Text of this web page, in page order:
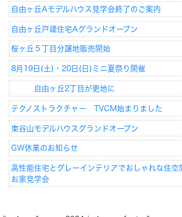
Techno EX テクノストラクチャーEX
自由ヶ丘Aモデルハウス見学会終了のご案内
自由ヶ丘戸建住宅Aグランドオープン
桜ヶ丘５丁目分譲地販売開始
8月19日(土)・20日(日)ミニ夏祭り開催
自由ヶ丘2丁目が更地に なっ
テクノストラクチャー TVCM始まりました
東谷山モデルハウスグランドオープン
GW休業のお知らせ
高性能住宅とグレーインテリアでおしゃれな住空
お家見学会